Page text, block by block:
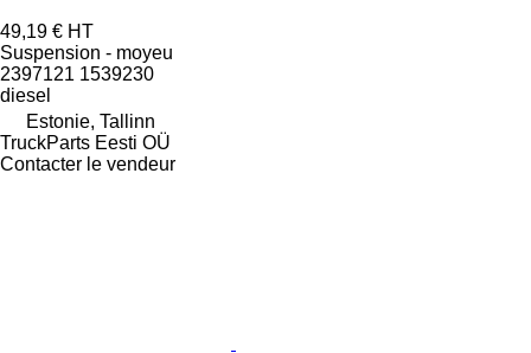
49,19 € HT
Suspension - moyeu
2397121 1539230
diesel
Estonie, Tallinn
TruckParts Eesti OÜ
Contacter le vendeur